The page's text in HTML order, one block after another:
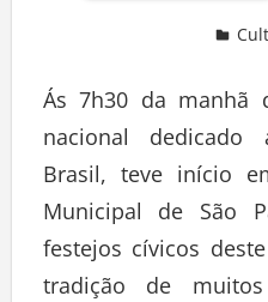
Ás 7h30 da manhã
nacional dedicado
Brasil, teve início
Municipal de São
festejos cívicos
tradição de